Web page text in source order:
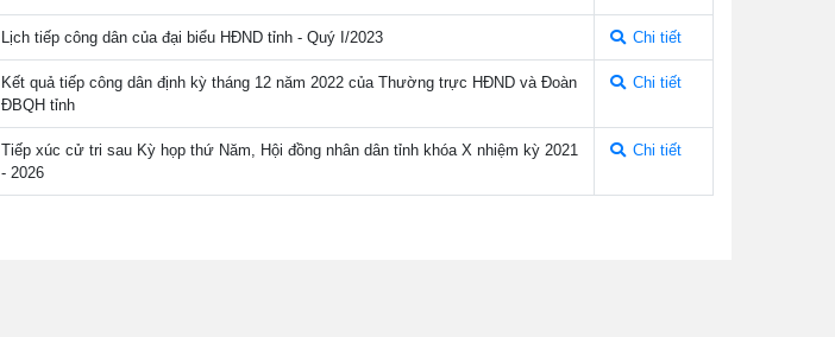
Lịch tiếp công dân của đại biểu HĐND tỉnh - Quý I/2023 Chi tiết
Kết quả tiếp công dân định kỳ tháng 12 năm 2022 của Thường trực HĐND và Đoàn
ĐBQH tỉnh
Chi tiết
Tiếp xúc cử tri sau Kỳ họp thứ Năm, Hội đồng nhân dân tỉnh khóa X nhiệm kỳ 2021
- 2026
Chi tiết